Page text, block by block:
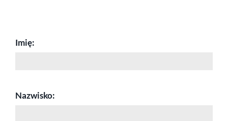
Imię:
Nazwisko: